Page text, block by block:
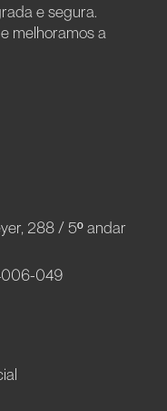
e segura.
melhoramos a
288 / 5º andar
049